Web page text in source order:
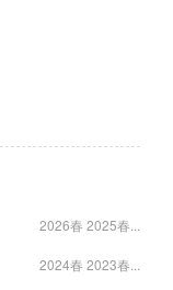
2026春 2025春...
2024春 2023春...